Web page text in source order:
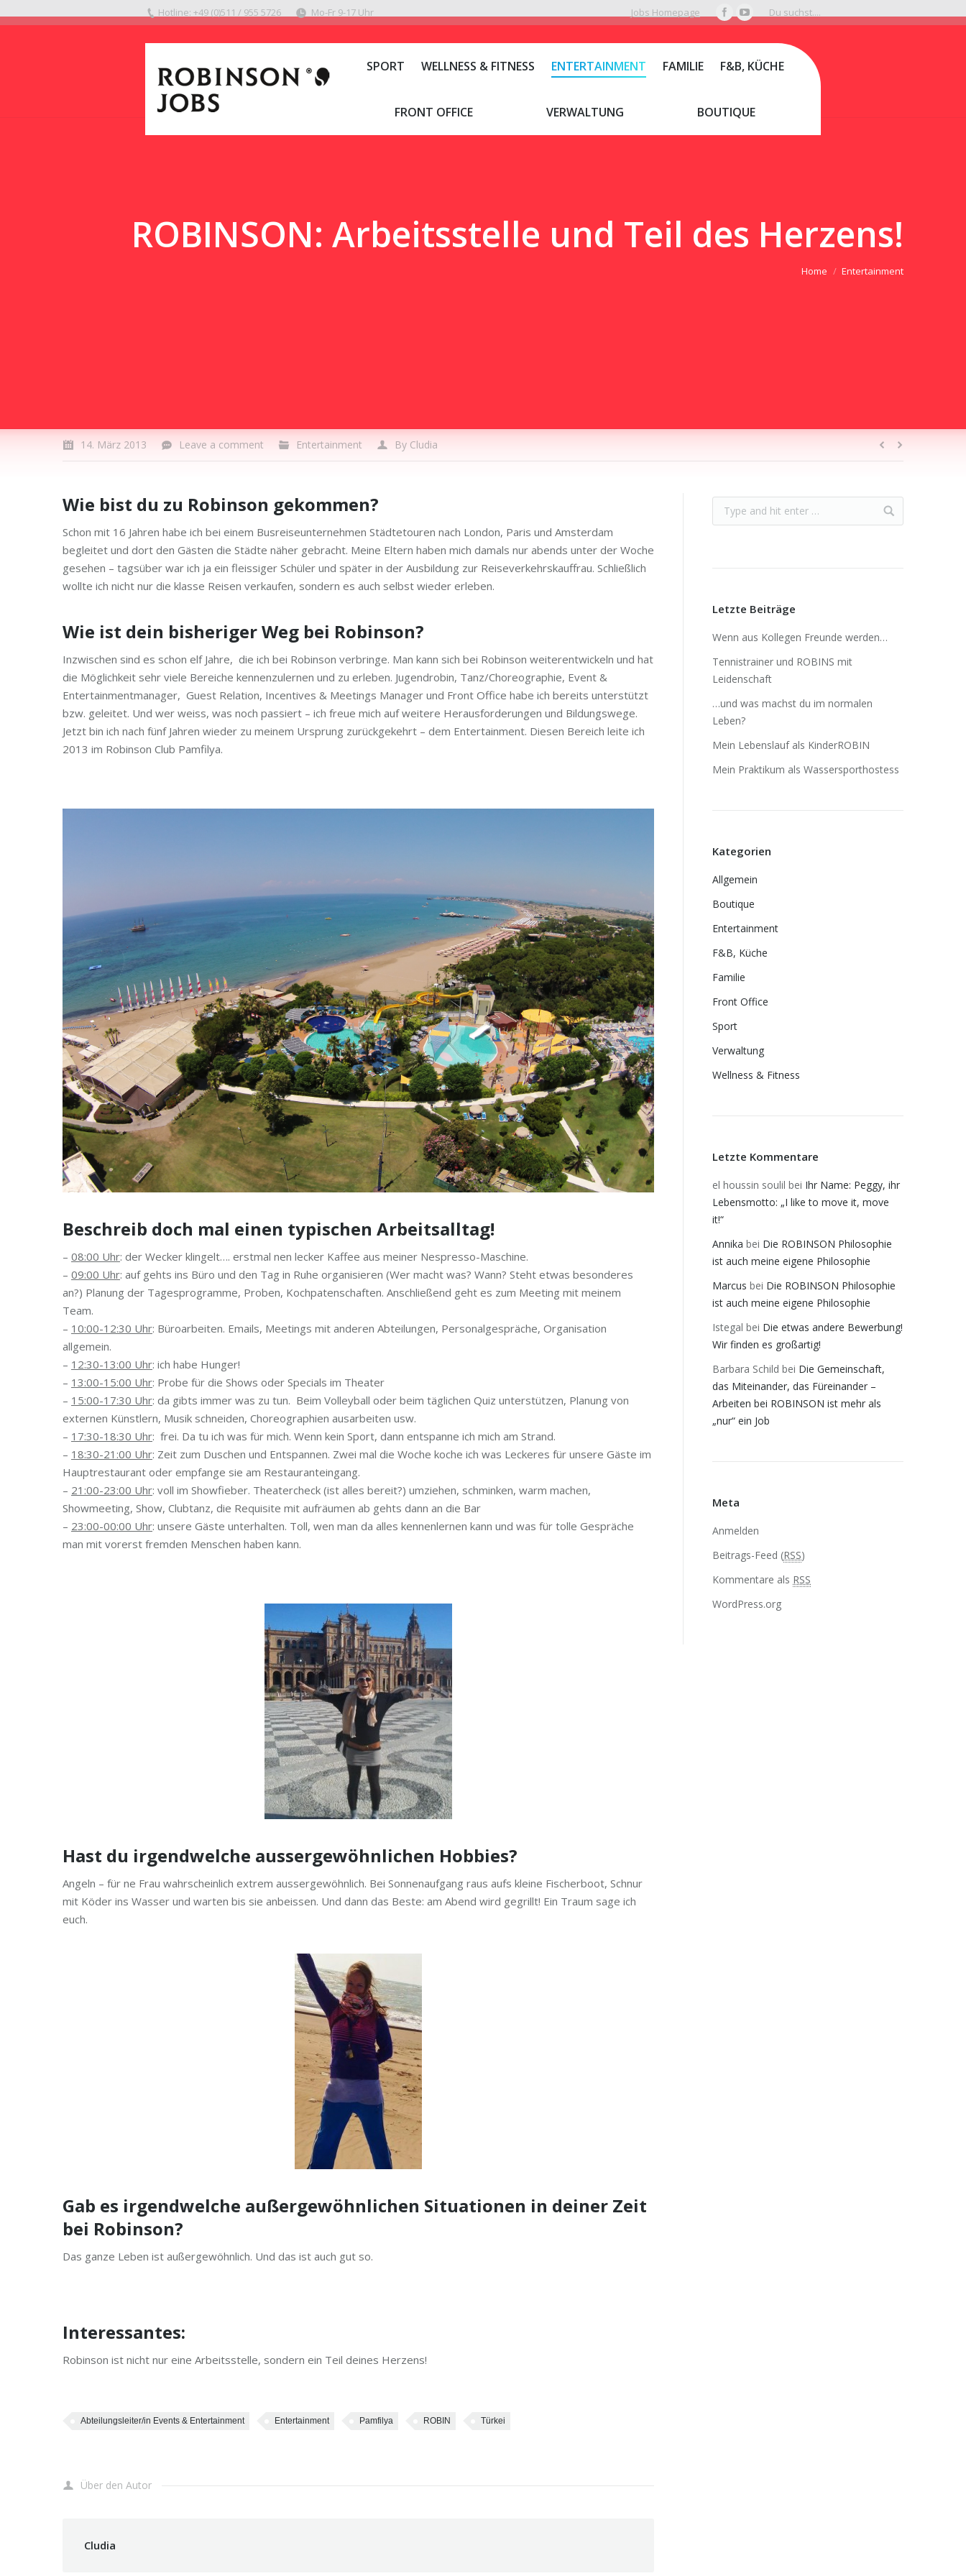
Hotline: +49 (0)511 / 955 5726 Mo-Fr 9-17 Uhr Jobs Homepage Du suchst....
SPORT WELLNESS & FITNESS ENTERTAINMENT FAMILIE F&B, KÜCHE
FRONT OFFICE VERWALTUNG BOUTIQUE
ROBINSON: Arbeitsstelle und Teil des Herzens!
Home Entertainment
14. März 2013 Leave a comment Entertainment By Cludia
Wie bist du zu Robinson gekommen?
Schon mit 16 Jahren habe ich bei einem Busreiseunternehmen Städtetouren nach London, Paris und Amsterdam
begleitet und dort den Gästen die Städte näher gebracht. Meine Eltern haben mich damals nur abends unter der Woche
gesehen – tagsüber war ich ja ein fleissiger Schüler und später in der Ausbildung zur Reiseverkehrskauffrau. Schließlich
wollte ich nicht nur die klasse Reisen verkaufen, sondern es auch selbst wieder erleben.
Wie ist dein bisheriger Weg bei Robinson?
Inzwischen sind es schon elf Jahre, die ich bei Robinson verbringe. Man kann sich bei Robinson weiterentwickeln und hat
die Möglichkeit sehr viele Bereiche kennenzulernen und zu erleben. Jugendrobin, Tanz/Choreographie, Event &
Entertainmentmanager, Guest Relation, Incentives & Meetings Manager und Front Office habe ich bereits unterstützt
bzw. geleitet. Und wer weiss, was noch passiert – ich freue mich auf weitere Herausforderungen und Bildungswege.
Jetzt bin ich nach fünf Jahren wieder zu meinem Ursprung zurückgekehrt – dem Entertainment. Diesen Bereich leite ich
2013 im Robinson Club Pamfilya.
Beschreib doch mal einen typischen Arbeitsalltag!
– 08:00 Uhr: der Wecker klingelt…. erstmal nen lecker Kaffee aus meiner Nespresso-Maschine.
– 09:00 Uhr: auf gehts ins Büro und den Tag in Ruhe organisieren (Wer macht was? Wann? Steht etwas besonderes
an?) Planung der Tagesprogramme, Proben, Kochpatenschaften. Anschließend geht es zum Meeting mit meinem
Team.
– 10:00-12:30 Uhr: Büroarbeiten. Emails, Meetings mit anderen Abteilungen, Personalgespräche, Organisation
allgemein.
– 12:30-13:00 Uhr: ich habe Hunger!
– 13:00-15:00 Uhr: Probe für die Shows oder Specials im Theater
– 15:00-17:30 Uhr: da gibts immer was zu tun. Beim Volleyball oder beim täglichen Quiz unterstützen, Planung von
externen Künstlern, Musik schneiden, Choreographien ausarbeiten usw.
– 17:30-18:30 Uhr: frei. Da tu ich was für mich. Wenn kein Sport, dann entspanne ich mich am Strand.
– 18:30-21:00 Uhr: Zeit zum Duschen und Entspannen. Zwei mal die Woche koche ich was Leckeres für unsere Gäste im
Hauptrestaurant oder empfange sie am Restauranteingang.
– 21:00-23:00 Uhr: voll im Showfieber. Theatercheck (ist alles bereit?) umziehen, schminken, warm machen,
Showmeeting, Show, Clubtanz, die Requisite mit aufräumen ab gehts dann an die Bar
– 23:00-00:00 Uhr: unsere Gäste unterhalten. Toll, wen man da alles kennenlernen kann und was für tolle Gespräche
man mit vorerst fremden Menschen haben kann.
Hast du irgendwelche aussergewöhnlichen Hobbies?
Angeln – für ne Frau wahrscheinlich extrem aussergewöhnlich. Bei Sonnenaufgang raus aufs kleine Fischerboot, Schnur
mit Köder ins Wasser und warten bis sie anbeissen. Und dann das Beste: am Abend wird gegrillt! Ein Traum sage ich
euch.
Gab es irgendwelche außergewöhnlichen Situationen in deiner Zeit
bei Robinson?
Das ganze Leben ist außergewöhnlich. Und das ist auch gut so.
Interessantes:
Robinson ist nicht nur eine Arbeitsstelle, sondern ein Teil deines Herzens!
Abteilungsleiter/in Events & Entertainment Entertainment Pamfilya ROBIN Türkei
Über den Autor
Cludia
Letzte Beiträge
Wenn aus Kollegen Freunde werden…
Tennistrainer und ROBINS mit
Leidenschaft
…und was machst du im normalen
Leben?
Mein Lebenslauf als KinderROBIN
Mein Praktikum als Wassersporthostess
Kategorien
Allgemein
Boutique
Entertainment
F&B, Küche
Familie
Front Office
Sport
Verwaltung
Wellness & Fitness
Letzte Kommentare
el houssin soulil bei Ihr Name: Peggy, ihr
Lebensmotto: „I like to move it, move
it!“
Annika bei Die ROBINSON Philosophie
ist auch meine eigene Philosophie
Marcus bei Die ROBINSON Philosophie
ist auch meine eigene Philosophie
Istegal bei Die etwas andere Bewerbung!
Wir finden es großartig!
Barbara Schild bei Die Gemeinschaft,
das Miteinander, das Füreinander –
Arbeiten bei ROBINSON ist mehr als
„nur“ ein Job
Meta
Anmelden
Beitrags-Feed (RSS)
Kommentare als RSS
WordPress.org